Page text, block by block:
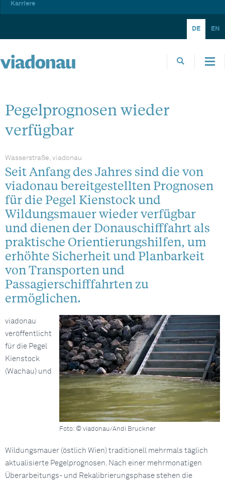
Karriere
DE EN
Pegelprognosen wieder
verfügbar
Wasserstraße, viadonau
Seit Anfang des Jahres sind die von
viadonau bereitgestellten Prognosen
für die Pegel Kienstock und
Wildungsmauer wieder verfügbar
und dienen der Donauschifffahrt als
praktische Orientierungshilfen, um
erhöhte Sicherheit und Planbarkeit
von Transporten und
Passagierschifffahrten zu
ermöglichen.
Foto: © viadonau/Andi Bruckner
viadonau
veröffentlicht
für die Pegel
Kienstock
(Wachau) und
Wildungsmauer (östlich Wien) traditionell mehrmals täglich
aktualisierte Pegelprognosen. Nach einer mehrmonatigen
Überarbeitungs- und Rekalibrierungsphase stehen die